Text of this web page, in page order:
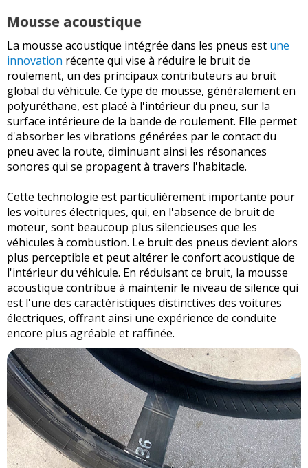
Mousse acoustique
La mousse acoustique intégrée dans les pneus est une
innovation récente qui vise à réduire le bruit de
roulement, un des principaux contributeurs au bruit
global du véhicule. Ce type de mousse, généralement en
polyuréthane, est placé à l'intérieur du pneu, sur la
surface intérieure de la bande de roulement. Elle permet
d'absorber les vibrations générées par le contact du
pneu avec la route, diminuant ainsi les résonances
sonores qui se propagent à travers l'habitacle.
Cette technologie est particulièrement importante pour
les voitures électriques, qui, en l'absence de bruit de
moteur, sont beaucoup plus silencieuses que les
véhicules à combustion. Le bruit des pneus devient alors
plus perceptible et peut altérer le confort acoustique de
l'intérieur du véhicule. En réduisant ce bruit, la mousse
acoustique contribue à maintenir le niveau de silence qui
est l'une des caractéristiques distinctives des voitures
électriques, offrant ainsi une expérience de conduite
encore plus agréable et raffinée.